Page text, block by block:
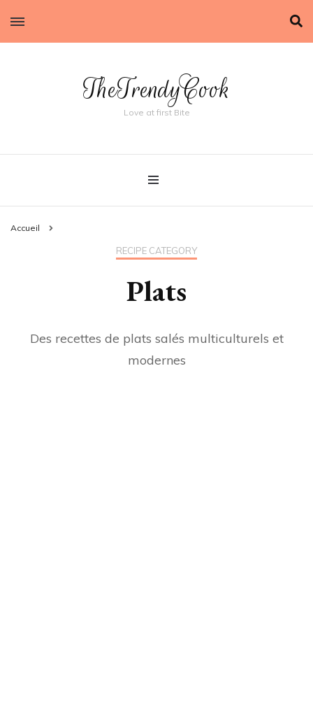
TheTrendyCook
Love at first Bite
Accueil
RECIPE CATEGORY
Plats
Des recettes de plats salés multiculturels et
modernes